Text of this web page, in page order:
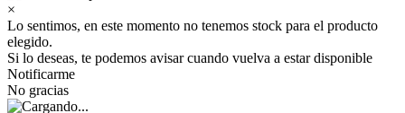
×
Lo sentimos, en este momento no tenemos stock para el producto
elegido.
Si lo deseas, te podemos avisar cuando vuelva a estar disponible
Notificarme
No gracias